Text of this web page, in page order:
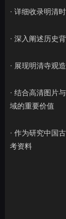
· 详细收录明清
· 深入阐述历史
· 展现明清寺观
· 结合高清图片
域的重要价值
· 作为研究中国
考资料